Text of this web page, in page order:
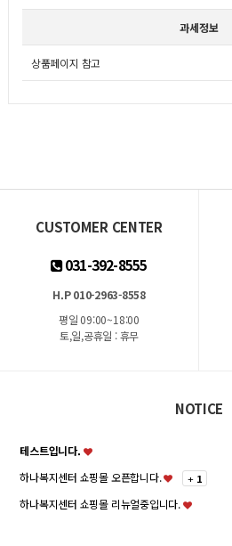
과세정보
상품페이지 참고
CUSTOMER CENTER
031-392-8555
H.P 010-2963-8558
평일 09:00~18:00
토,일,공휴일 : 휴무
NOTICE
테스트입니다.
하나복지센터 쇼핑몰 오픈합니다.
+ 1
하나복지센터 쇼핑몰 리뉴얼중입니다.